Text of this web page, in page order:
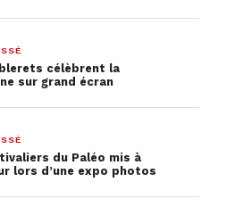
célèbrent la
sur grand écran
du Paléo mis à
lors d’une expo photos